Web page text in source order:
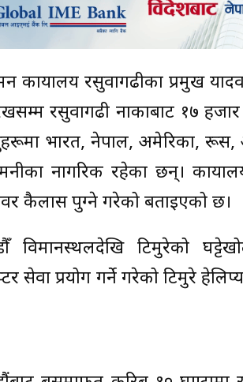
कार्यालय रसुवागढीका प्रमुख
रसुवागढी नाकाबाट १७
भारत, नेपाल, अमेरिका,
नागरिक रहेका छन्।
कैलास पुग्ने गरेको बताइएको छ।
विमानस्थलदेखि टिमुरेको
सेवा प्रयोग गर्ने गरेको टिमुरे